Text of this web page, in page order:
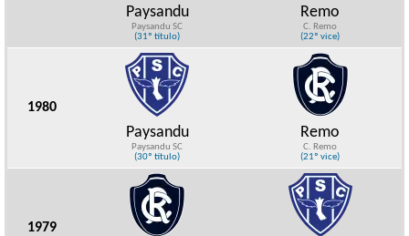
Paysandu
Paysandu SC
(31º título)
Remo
C. Remo
(22º vice)
1980
Paysandu
Paysandu SC
(30º título)
Remo
C. Remo
(21º vice)
1979